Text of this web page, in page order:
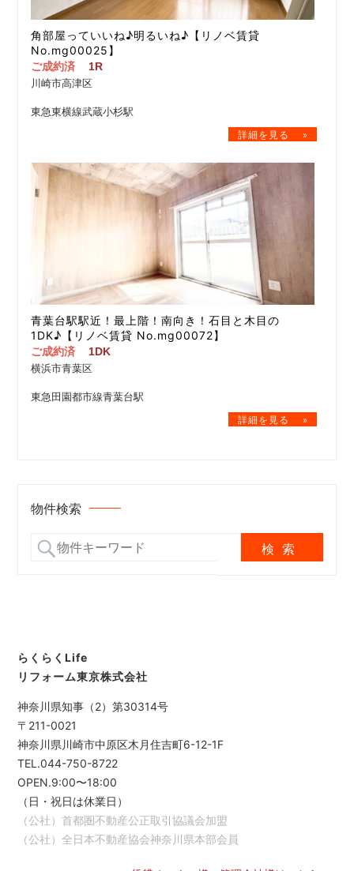
角部屋っていいね♪明るいね♪【リノベ賃貸
No.mg00025】
ご成約済
1R
川崎市高津区
東急東横線武蔵小杉駅
青葉台駅駅近！最上階！南向き！石目と木目の
1DK♪【リノベ賃貸 No.mg00072】
ご成約済
1DK
横浜市青葉区
東急田園都市線青葉台駅
物件検索
らくらくLife
リフォーム東京株式会社
神奈川県知事（2）第30314号
〒211-0021
神奈川県川崎市中原区木月住吉町6-12-1F
TEL.044-750-8722
OPEN.9:00〜18:00
（日・祝日は休業日）
（公社）首都圏不動産公正取引協議会加盟
（公社）全日本不動産協会神奈川県本部会員